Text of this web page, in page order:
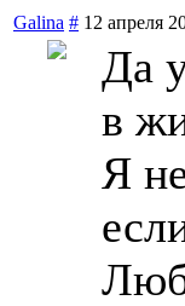
Galina # 12 апреля
Да
в
Я